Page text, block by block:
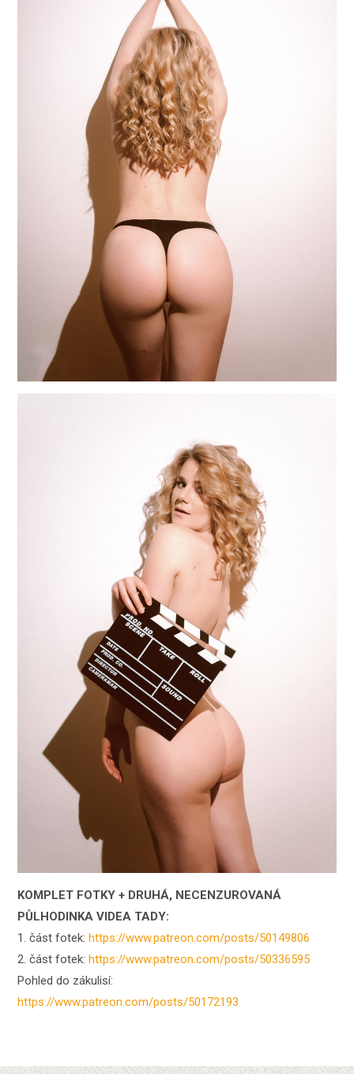
KOMPLET FOTKY + DRUHÁ, NECENZUROVANÁ
PŮLHODINKA VIDEA TADY:
1. část fotek:https://www.patreon.com/posts/50149806
2. část fotek:https://www.patreon.com/posts/50336595
Pohled do zákulisí:
https://www.patreon.com/posts/50172193